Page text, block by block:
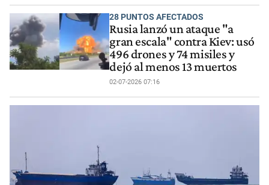
28 PUNTOS AFECTADOS
Rusia lanzó un ataque "a
gran escala" contra Kiev: usó
496 drones y 74 misiles y
dejó al menos 13 muertos
02-07-2026 07:16